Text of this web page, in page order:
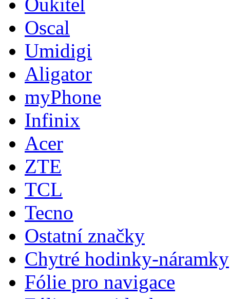
Oscal
Umidigi
Aligator
myPhone
Infinix
Acer
ZTE
TCL
Tecno
Ostatní značky
Chytré hodinky-náramky
Fólie pro navigace